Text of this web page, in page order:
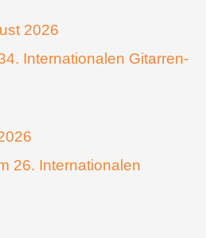
2026
Internationalen Gitarren-
26. Internationalen